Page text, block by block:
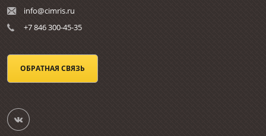
info@cimris.ru
+7 846 300-45-35
ОБРАТНАЯ СВЯЗЬ